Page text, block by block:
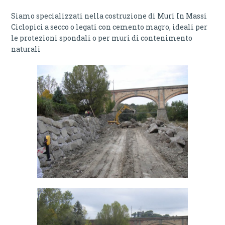
Siamo specializzati nella costruzione di Muri In Massi
Ciclopici a secco o legati con cemento magro, ideali per
le protezioni spondali o per muri di contenimento
naturali